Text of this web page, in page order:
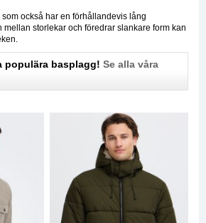
också har en förhållandevis lång
mellan storlekar och föredrar slankare form kan
populära basplagg! Se alla våra